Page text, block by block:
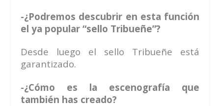
-¿Podremos descubrir en esta función
el ya popular “sello Tribueñe”?
Desde luego el sello Tribueñe está
garantizado.
-¿Cómo es la escenografía que
también has creado?